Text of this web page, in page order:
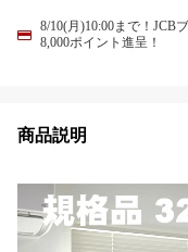
8/10(月)10:00まで！JCB
8,000ポイント進呈！
商品説明